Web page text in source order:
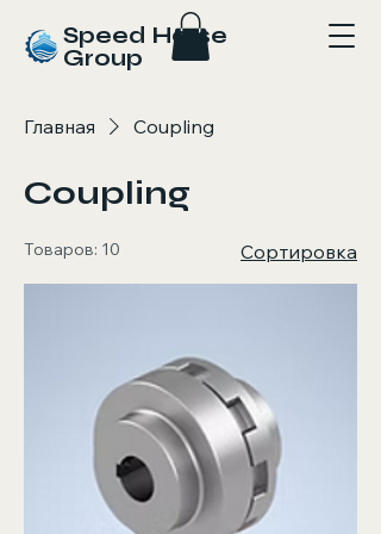
Speed Horse
Group
Главная Coupling
Coupling
Товаров: 10 Сортировка